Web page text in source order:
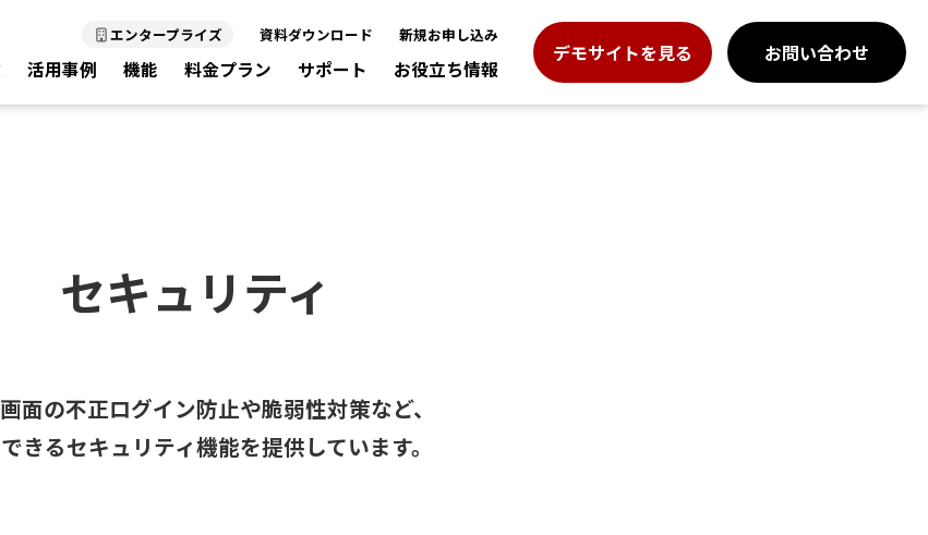
エンタープライズ 資料ダウンロード 新規お申し込み
活用事例 機能 料金プラン サポート お役立ち情報
デモサイトを見る お問い合わせ
セキュリティ
面の不正ログイン防止や脆弱性対策など、
きるセキュリティ機能を提供しています。